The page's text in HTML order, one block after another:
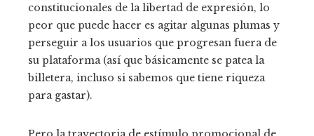
constitucionales de la libertad de expresión, lo
peor que puede hacer es agitar algunas plumas y
perseguir a los usuarios que progresan fuera de
su plataforma (así que básicamente se patea la
billetera, incluso si sabemos que tiene riqueza
para gastar).